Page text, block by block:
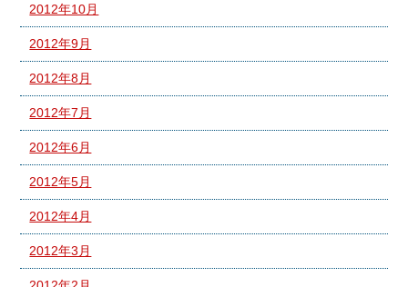
2012年10月
2012年9月
2012年8月
2012年7月
2012年6月
2012年5月
2012年4月
2012年3月